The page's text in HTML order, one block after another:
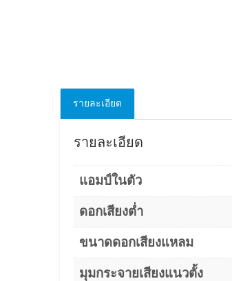
รายละเอียด
รายละเอียด
แอมป์ในตัว
ดอกเสียงต่ำ
ขนาดดอกเสียงแหลม
มุมกระจายเสียงแนวตั้ง